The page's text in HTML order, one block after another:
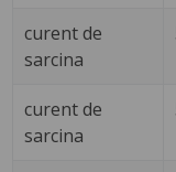
curent de
sarcina
curent de
sarcina